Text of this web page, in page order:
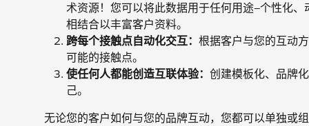
术资源！您可以将此数据用于任何用途—个性化
相结合以丰富客户资料。
跨每个接触点自动化交互： 根据客户与您的互动
可能的接触点。
使任何人都能创造互联体验： 创建模板化、品牌
己。
无论您的客户如何与您的品牌互动，您都可以单独或